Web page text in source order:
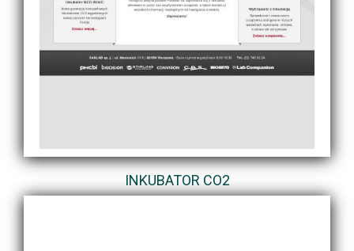
INKUBATOR CO2